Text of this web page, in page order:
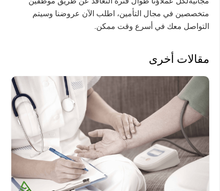
متخصصين في مجال التأمين، اطلب الآن عروضنا وسيتم
التواصل معك في أسرع وقت ممكن.
مقالات أخرى